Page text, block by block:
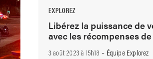
EXPLOREZ
Libérez la puissance de
avec les récompenses
3 août 2023 à 15h18 - Équipe Explorez